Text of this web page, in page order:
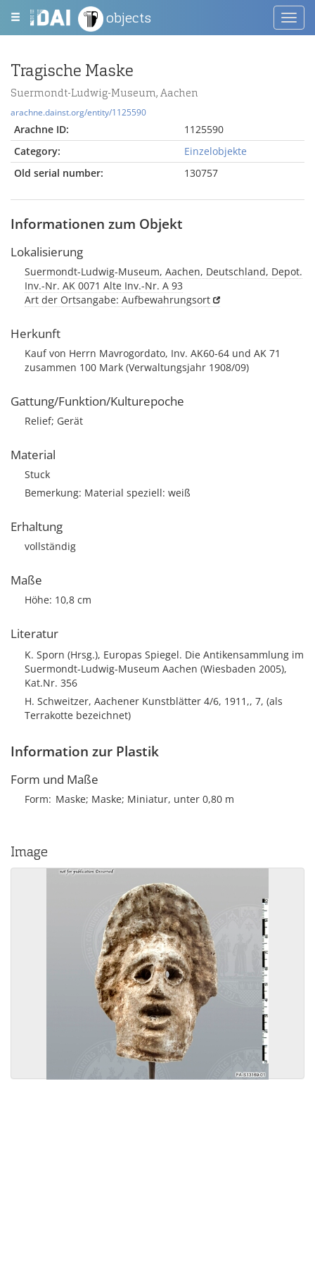
objects
Tragische Maske
Suermondt-Ludwig-Museum, Aachen
arachne.dainst.org/entity/1125590
Arachne ID:
1125590
Category:
Einzelobjekte
Old serial number:
130757
Informationen zum Objekt
Lokalisierung
Suermondt-Ludwig-Museum, Aachen, Deutschland, Depot.
Inv.-Nr. AK 0071 Alte Inv.-Nr. A 93
Art der Ortsangabe: Aufbewahrungsort
Herkunft
Kauf von Herrn Mavrogordato, Inv. AK60-64 und AK 71
zusammen 100 Mark (Verwaltungsjahr 1908/09)
Gattung/Funktion/Kulturepoche
Relief; Gerät
Material
Stuck
Bemerkung: Material speziell: weiß
Erhaltung
vollständig
Maße
Höhe: 10,8 cm
Literatur
K. Sporn (Hrsg.), Europas Spiegel. Die Antikensammlung im
Suermondt-Ludwig-Museum Aachen (Wiesbaden 2005),
Kat.Nr. 356
H. Schweitzer, Aachener Kunstblätter 4/6, 1911,, 7, (als
Terrakotte bezeichnet)
Information zur Plastik
Form und Maße
Form Maske; Maske; Miniatur, unter 0,80 m
Image